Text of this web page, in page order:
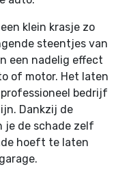
klein krasje zo
steentjes van
een nadelig effect
of motor. Het laten
bedrijf
Dankzij de
je de schade zelf
hoeft te laten